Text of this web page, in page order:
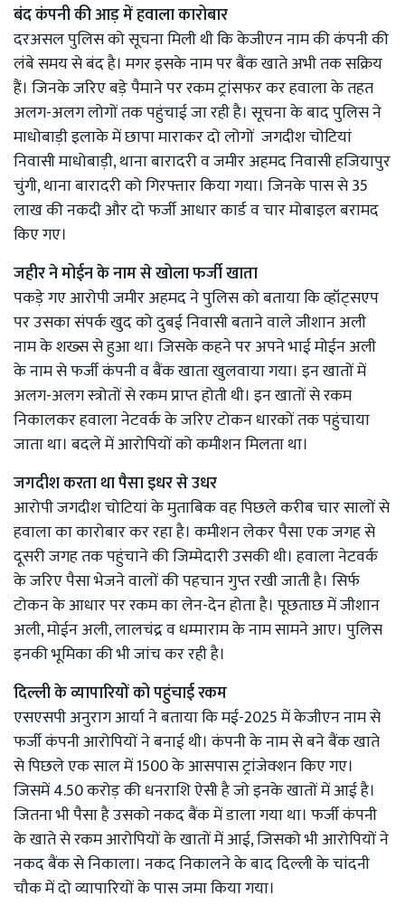
बंद कंपनी की आड़ में हवाला कारोबार
दरअसल पुलिस को सूचना मिली थी कि केजीएन नाम की कंपनी की
लंबे समय से बंद है। मगर इसके नाम पर बैंक खाते अभी तक सक्रिय
हैं। जिनके जरिए बड़े पैमाने पर रकम ट्रांसफर कर हवाला के तहत
अलग-अलग लोगों तक पहुंचाई जा रही है। सूचना के बाद पुलिस ने
माधोबाड़ी इलाके में छापा माराकर दो लोगों जगदीश चोटियां
निवासी माधोबाड़ी, थाना बारादरी व जमीर अहमद निवासी हजियापुर
चुंगी, थाना बारादरी को गिरफ्तार किया गया। जिनके पास से 35
लाख की नकदी और दो फर्जी आधार कार्ड व चार मोबाइल बरामद
किए गए।
जहीर ने मोईन के नाम से खोला फर्जी खाता
पकड़े गए आरोपी जमीर अहमद ने पुलिस को बताया कि व्हॉट्सएप
पर उसका संपर्क खुद को दुबई निवासी बताने वाले जीशान अली
नाम के शख्स से हुआ था। जिसके कहने पर अपने भाई मोईन अली
के नाम से फर्जी कंपनी व बैंक खाता खुलवाया गया। इन खातों में
अलग-अलग स्त्रोतों से रकम प्राप्त होती थी। इन खातों से रकम
निकालकर हवाला नेटवर्क के जरिए टोकन धारकों तक पहुंचाया
जाता था। बदले में आरोपियों को कमीशन मिलता था।
जगदीश करता था पैसा इधर से उधर
आरोपी जगदीश चोटियां के मुताबिक वह पिछले करीब चार सालों से
हवाला का कारोबार कर रहा है। कमीशन लेकर पैसा एक जगह से
दूसरी जगह तक पहुंचाने की जिम्मेदारी उसकी थी। हवाला नेटवर्क
के जरिए पैसा भेजने वालों की पहचान गुप्त रखी जाती है। सिर्फ
टोकन के आधार पर रकम का लेन-देन होता है। पूछताछ में जीशान
अली, मोईन अली, लालचंद्र व धम्माराम के नाम सामने आए। पुलिस
इनकी भूमिका की भी जांच कर रही है।
दिल्ली के व्यापारियों को पहुंचाई रकम
एसएसपी अनुराग आर्या ने बताया कि मई-2025 में केजीएन नाम से
फर्जी कंपनी आरोपियों ने बनाई थी। कंपनी के नाम से बने बैंक खाते
से पिछले एक साल में 1500 के आसपास ट्रांजेक्शन किए गए।
जिसमें 4.50 करोड़ की धनराशि ऐसी है जो इनके खातों में आई है।
जितना भी पैसा है उसको नकद बैंक में डाला गया था। फर्जी कंपनी
के खाते से रकम आरोपियों के खातों में आई, जिसको भी आरोपियों ने
नकद बैंक से निकाला। नकद निकालने के बाद दिल्ली के चांदनी
चौक में दो व्यापारियों के पास जमा किया गया।